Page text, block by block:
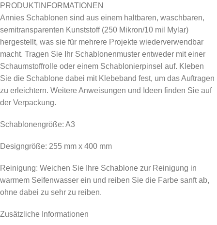
PRODUKTINFORMATIONEN
Annies Schablonen sind aus einem haltbaren, waschbaren,
semitransparenten Kunststoff (250 Mikron/10 mil Mylar)
hergestellt, was sie für mehrere Projekte wiederverwendbar
macht. Tragen Sie Ihr Schablonenmuster entweder mit einer
Schaumstoffrolle oder einem Schablonierpinsel auf. Kleben
Sie die Schablone dabei mit Klebeband fest, um das Auftragen
zu erleichtern. Weitere Anweisungen und Ideen finden Sie auf
der Verpackung.
Schablonengröße: A3
Designgröße: 255 mm x 400 mm
Reinigung: Weichen Sie Ihre Schablone zur Reinigung in
warmem Seifenwasser ein und reiben Sie die Farbe sanft ab,
ohne dabei zu sehr zu reiben.
Zusätzliche Informationen